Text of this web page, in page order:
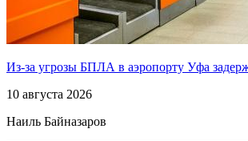
Из-за угрозы БПЛА в аэропорту Уфа
10 августа 2026
Наиль Байназаров